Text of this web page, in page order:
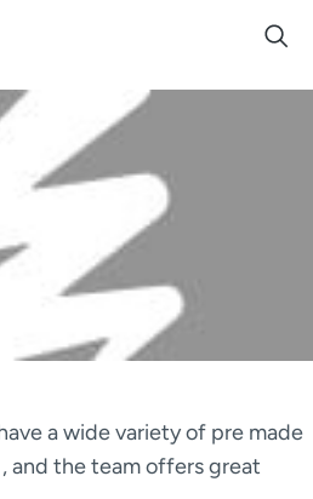
a wide variety of pre made
and the team offers great